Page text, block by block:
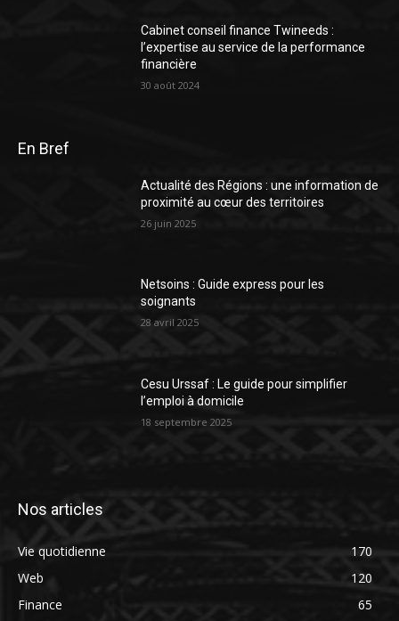
Cabinet conseil finance Twineeds :
l’expertise au service de la performance
financière
30 août 2024
En Bref
Actualité des Régions : une information de
proximité au cœur des territoires
26 juin 2025
Netsoins : Guide express pour les
soignants
28 avril 2025
Cesu Urssaf : Le guide pour simplifier
l’emploi à domicile
18 septembre 2025
Nos articles
Vie quotidienne
170
Web
120
Finance
65